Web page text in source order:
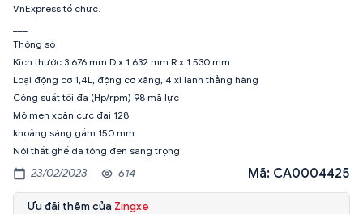
VnExpress tổ chức.
Thông số
Kích thước 3.676 mm D x 1.632 mm R x 1.530 mm
Loại động cơ 1,4L, động cơ xăng, 4 xi lanh thẳng hàng
Công suất tối đa (Hp/rpm) 98 mã lực
Mô men xoắn cực đại 128
khoảng sáng gầm 150 mm
23/02/2023 614 Mã: CA0004425
Ưu đãi thêm của Zingxe